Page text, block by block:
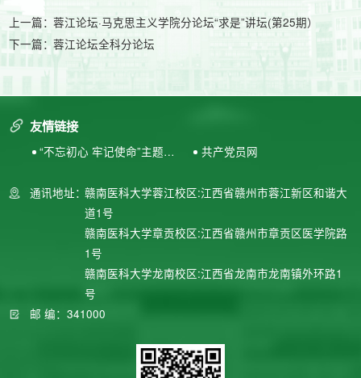
上一篇：蓉江论坛·马克思主义学院分论坛“求是”讲坛(第25期）
下一篇：蓉江论坛全科分论坛
友情链接
“不忘初心 牢记使命”主题教
共产党员网
通讯地址：赣南医科大学蓉江校区:江西省赣州市蓉江新区和谐大
道1号
赣南医科大学章贡校区:江西省赣州市章贡区医学院路
1号
赣南医科大学龙南校区:江西省龙南市龙南镇外环路1
号
邮 编：341000